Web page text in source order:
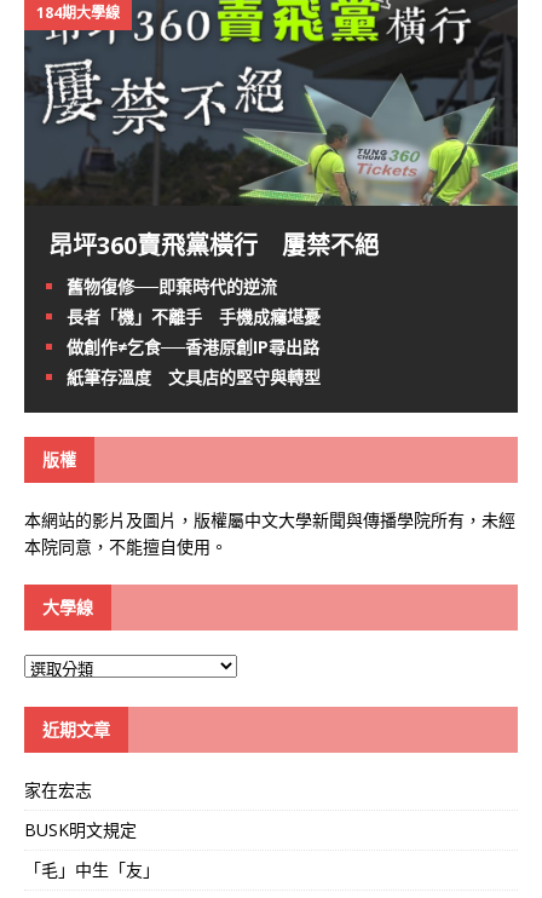
184期大學線
昂坪360賣飛黨橫行 屢禁不絕
舊物復修──即棄時代的逆流
長者「機」不離手 手機成癮堪憂
做創作≠乞食──香港原創IP尋出路
紙筆存溫度 文具店的堅守與轉型
版權
本網站的影片及圖片，版權屬中文大學新聞與傳播學院所有，未經
本院同意，不能擅自使用。
大學線
大
近期文章
家在宏志
BUSK明文規定
「毛」中生「友」